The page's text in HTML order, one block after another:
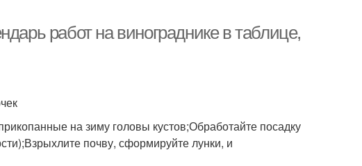
работ на винограднике в таблице,
на зиму головы кустов;Обработайте посадку
почву, сформируйте лунки, и